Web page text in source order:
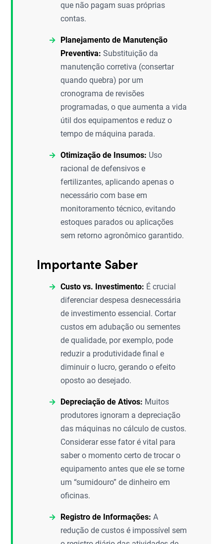
que não pagam suas próprias
contas.
Planejamento de Manutenção
Preventiva: Substituição da
manutenção corretiva (consertar
quando quebra) por um
cronograma de revisões
programadas, o que aumenta a vida
útil dos equipamentos e reduz o
tempo de máquina parada.
Otimização de Insumos: Uso
racional de defensivos e
fertilizantes, aplicando apenas o
necessário com base em
monitoramento técnico, evitando
estoques parados ou aplicações
sem retorno agronômico garantido.
Importante Saber
Custo vs. Investimento: É crucial
diferenciar despesa desnecessária
de investimento essencial. Cortar
custos em adubação ou sementes
de qualidade, por exemplo, pode
reduzir a produtividade final e
diminuir o lucro, gerando o efeito
oposto ao desejado.
Depreciação de Ativos: Muitos
produtores ignoram a depreciação
das máquinas no cálculo de custos.
Considerar esse fator é vital para
saber o momento certo de trocar o
equipamento antes que ele se torne
um “sumidouro” de dinheiro em
oficinas.
Registro de Informações: A
redução de custos é impossível sem